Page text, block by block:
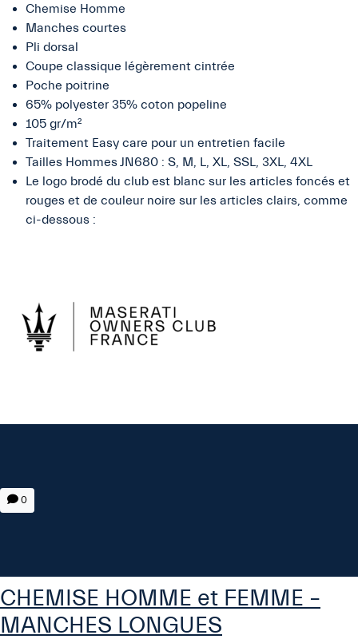
Chemise Homme
Manches courtes
Pli dorsal
Coupe classique légèrement cintrée
Poche poitrine
65% polyester 35% coton popeline
105 gr/m²
Traitement Easy care pour un entretien facile
Tailles Hommes JN680 : S, M, L, XL, SSL, 3XL, 4XL
Le logo brodé du club est blanc sur les articles foncés et
rouges et de couleur noire sur les articles clairs, comme
ci-dessous :
0
CHEMISE HOMME et FEMME –
MANCHES LONGUES